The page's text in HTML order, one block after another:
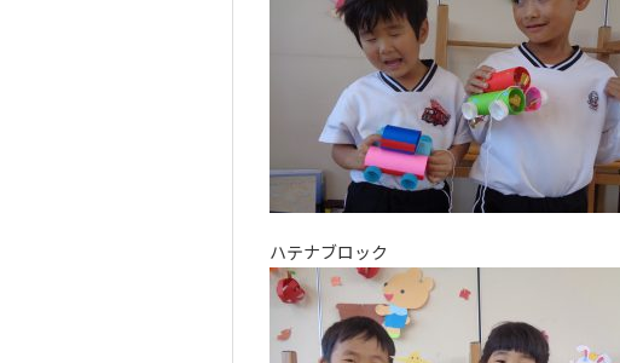
ハテナブロック